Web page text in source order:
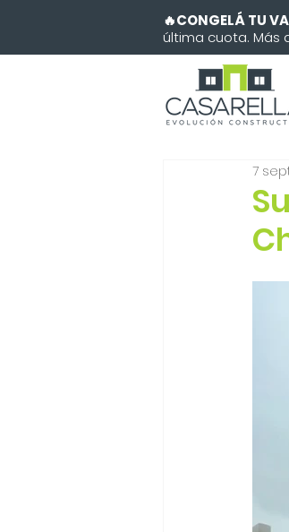
🔥CONGELÁ TU
última cuota. Más
7